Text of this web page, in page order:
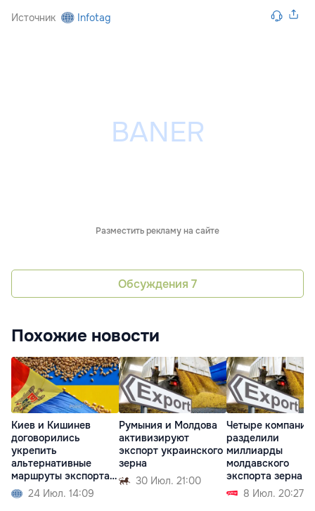
Источник Infotag
Разместить рекламу на сайте
Обсуждения 7
Похожие новости
Киев и Кишинев
договорились
укрепить
альтернативные
маршруты экспорта
зерна24 Июл. 14:09
Румыния и Молдова
активизируют
экспорт украинского
зерна
30 Июл. 21:00
Четыре компании
разделили
миллиарды
молдавского
экспорта зерна
8 Июл. 20:27